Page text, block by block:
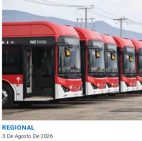
REGIONAL
3 De Agosto De 2026